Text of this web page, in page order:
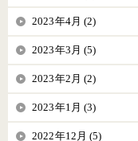
2023年4月 (2)
2023年3月 (5)
2023年2月 (2)
2023年1月 (3)
2022年12月 (5)